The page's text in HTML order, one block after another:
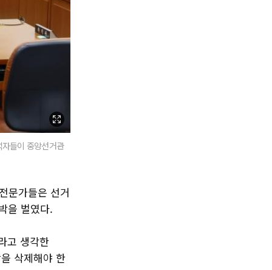
들이 중앙선거관
문가들은 선거
을 벌였다.
고 생각한
삭제해야 한